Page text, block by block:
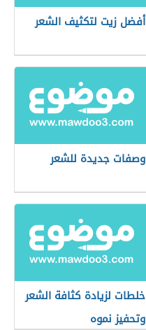
أفضل زيت لتكثيف الشعر
وصفات جديدة للشعر
خلطات لزيادة كثافة الشعر
وتحفيز نموه